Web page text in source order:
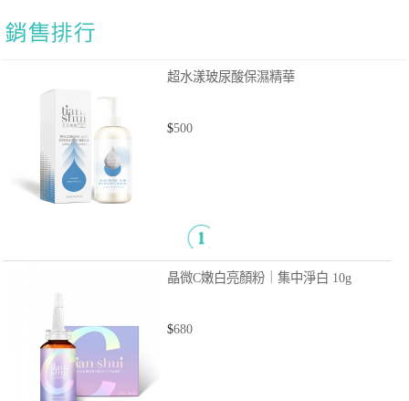
超水漾玻尿酸保濕精華
$500
晶微C嫩白亮顏粉｜集中淨白 10g
$680